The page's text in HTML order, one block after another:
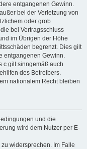
entgangenen Gewinn.
bei der Verletzung von
oder grob
bei Vertragsschluss
im Übrigen der Höhe
begrenzt. Dies gilt
entgangenen Gewinn.
c gilt sinngemäß auch
des Betreibers.
nationalem Recht bleiben
und die
wird dem Nutzer per E-
widersprechen. Im Falle